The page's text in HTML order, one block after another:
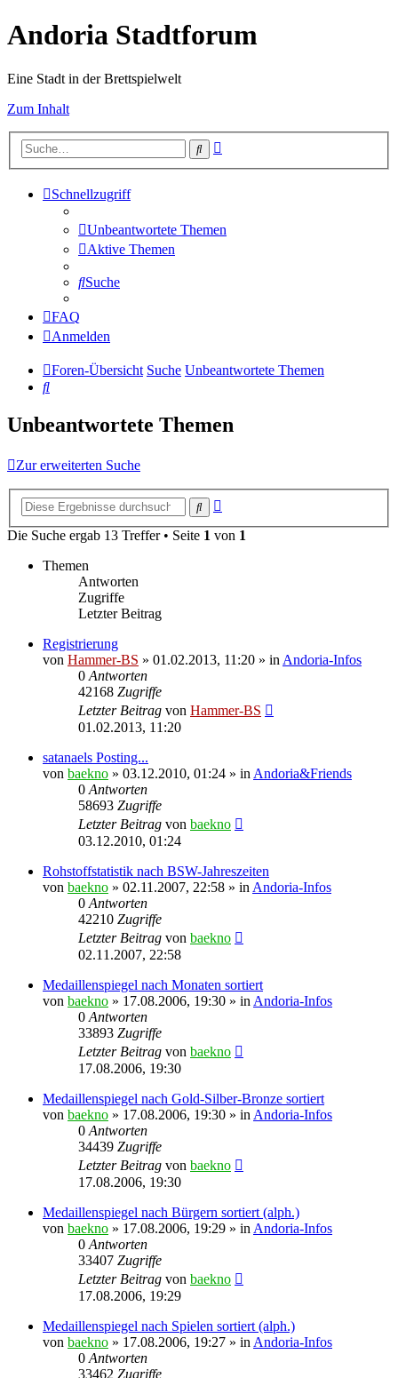
Andoria Stadtforum
Eine Stadt in der Brettspielwelt
Zum Inhalt
Suche
Schnellzugriff
Unbeantwortete Themen
Aktive Themen
Suche
FAQ
Anmelden
Foren-Übersicht Suche Unbeantwortete Themen
Suche
Unbeantwortete Themen
Zur erweiterten Suche
Suche
Die Suche ergab 13 Treffer • Seite 1 von 1
Themen
Antworten
Zugriffe
Letzter Beitrag
Registrierung
von Hammer-BS » 01.02.2013, 11:20 » in Andoria-Infos
0 Antworten
42168 Zugriffe
Letzter Beitrag von Hammer-BS
01.02.2013, 11:20
satanaels Posting...
von baekno » 03.12.2010, 01:24 » in Andoria&Friends
0 Antworten
58693 Zugriffe
Letzter Beitrag von baekno
03.12.2010, 01:24
Rohstoffstatistik nach BSW-Jahreszeiten
von baekno » 02.11.2007, 22:58 » in Andoria-Infos
0 Antworten
42210 Zugriffe
Letzter Beitrag von baekno
02.11.2007, 22:58
Medaillenspiegel nach Monaten sortiert
von baekno » 17.08.2006, 19:30 » in Andoria-Infos
0 Antworten
33893 Zugriffe
Letzter Beitrag von baekno
17.08.2006, 19:30
Medaillenspiegel nach Gold-Silber-Bronze sortiert
von baekno » 17.08.2006, 19:30 » in Andoria-Infos
0 Antworten
34439 Zugriffe
Letzter Beitrag von baekno
17.08.2006, 19:30
Medaillenspiegel nach Bürgern sortiert (alph.)
von baekno » 17.08.2006, 19:29 » in Andoria-Infos
0 Antworten
33407 Zugriffe
Letzter Beitrag von baekno
17.08.2006, 19:29
Medaillenspiegel nach Spielen sortiert (alph.)
von baekno » 17.08.2006, 19:27 » in Andoria-Infos
0 Antworten
33462 Zugriffe